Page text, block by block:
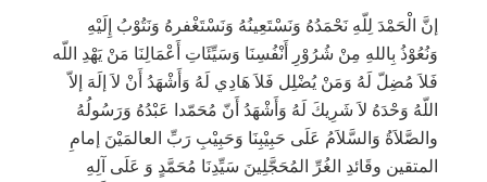
إنَّ الْحَمْدَ لِلّهِ نَحْمَدُهُ وَنَسْتَعِينُهُ وَنَسْتَغْفرهُ وَنَتُوْبُ إِلَيْهِ
وَنُعُوْذُ بِاللهِ مِنْ شُرُوْرِ أَنْفُسِنَا وَسَيِّئَاتِ أَعْمَالِنَا مَنْ يَهْدِ اللّه
فَلاَ مُضِلّ لَهُ وَمَنْ يُضْلِل فَلاَ هَادِي لَهُ وَأَشْهَدُ أَنْ لاَ إلَهَ إلاّ
اللّهُ وَحْدَهُ لاَ شَرِيكَ لَهُ وَأَشْهَدُ أَنّ مُحَمّدا عَبْدُهُ وَرَسُولُهُ
والصَّلاَةُ وَالسَّلاَمُ عَلَى حَبِيْبِنَا وَحَبِيْبِ رَبِّ العالمَيْنَ إمامِ
المتقين وقَائدِ الغُرِّ المُحَجَّلِينَ سَيِّدِنَا مُحَمَّدٍ وَ عَلَى آلِهِ